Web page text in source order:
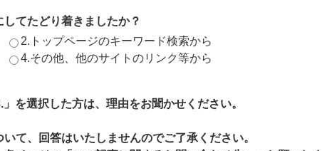
てたどり着きましたか？
2.トップページのキーワード検索から
4.その他、他のサイトのリンク等から
を選択した方は、理由をお聞かせください。
て、回答はいたしませんのでご了承ください。